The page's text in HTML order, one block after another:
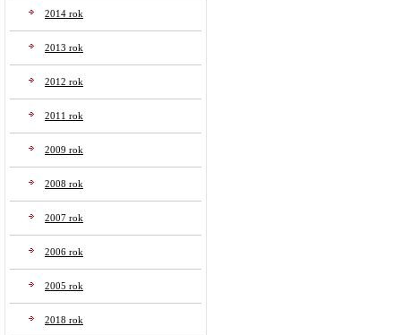
2014 rok
2013 rok
2012 rok
2011 rok
2009 rok
2008 rok
2007 rok
2006 rok
2005 rok
2018 rok